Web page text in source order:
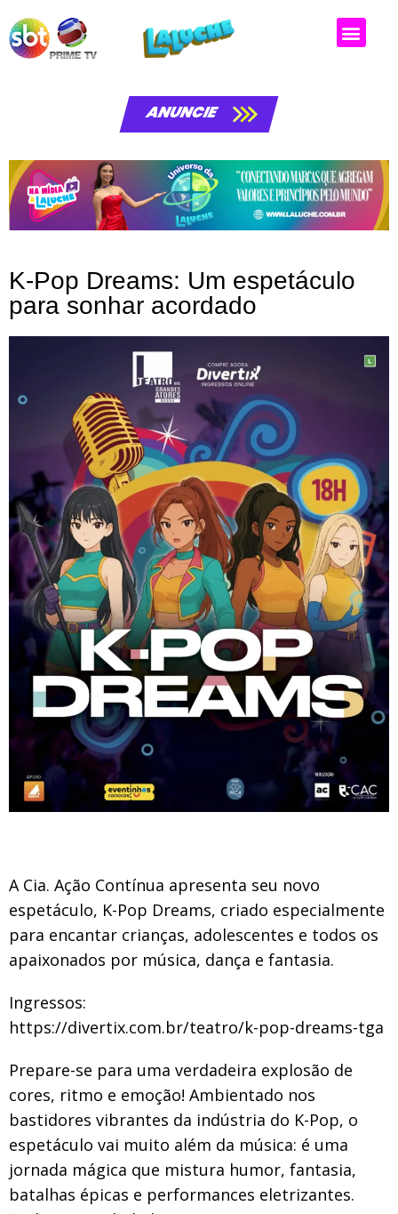
ANUNCIE
K-Pop Dreams: Um espetáculo
para sonhar acordado
A Cia. Ação Contínua apresenta seu novo
espetáculo, K-Pop Dreams, criado especialmente
para encantar crianças, adolescentes e todos os
apaixonados por música, dança e fantasia.
Ingressos:
https://divertix.com.br/teatro/k-pop-dreams-tga
Prepare-se para uma verdadeira explosão de
cores, ritmo e emoção! Ambientado nos
bastidores vibrantes da indústria do K-Pop, o
espetáculo vai muito além da música: é uma
jornada mágica que mistura humor, fantasia,
batalhas épicas e performances eletrizantes.